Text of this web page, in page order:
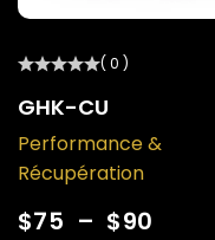
( 0 )
GHK-CU
Performance &
Récupération
$75 – $90